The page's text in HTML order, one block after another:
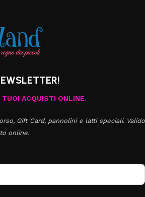
ACQUISTI ONLINE.
Gift Card, pannolini e latti speciali. Valido
online.